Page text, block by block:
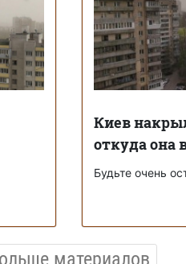
Киев
откуда она
Будьте очень
материалов